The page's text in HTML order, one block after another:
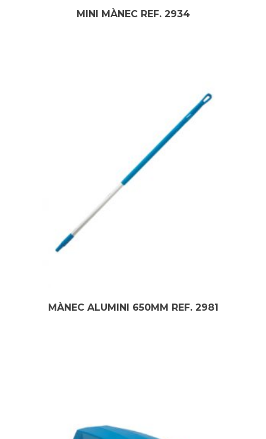
MINI MÀNEC REF. 2934
MÀNEC ALUMINI 650MM REF. 2981